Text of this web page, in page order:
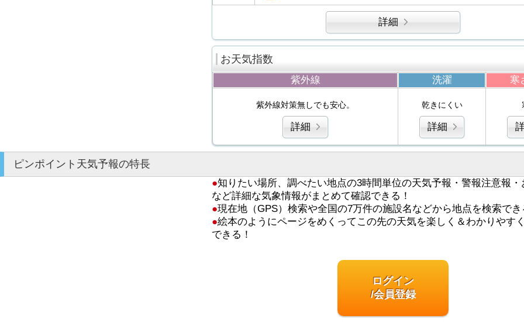
詳細
お天気指数
紫外線 洗濯 寒
紫外線対策無しでも安心。
詳細
乾きにくい
詳細
ピンポイント天気予報の特長
●知りたい場所、調べたい地点の3時間単位の天気予報・警報注意報・
など詳細な気象情報がまとめて確認できる！
●現在地（GPS）検索や全国の7万件の施設名などから地点を検索でき
●絵本のようにページをめくってこの先の天気を楽しく＆わかりやす
できる！
ログイン
/会員登録